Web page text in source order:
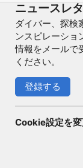
ニュースレ
ダイバー、探検
ンスピレーショ
情報をメールで
ください。
登録する
Cookie設定を